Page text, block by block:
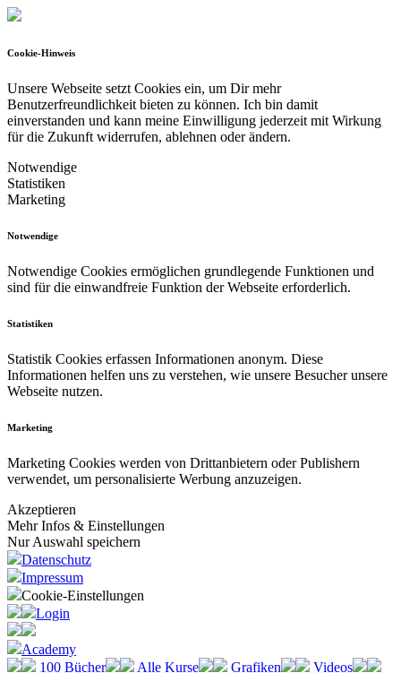
Cookie-Hinweis
Unsere Webseite setzt Cookies ein, um Dir mehr
Benutzerfreundlichkeit bieten zu können. Ich bin damit
einverstanden und kann meine Einwilligung jederzeit mit Wirkung
für die Zukunft widerrufen, ablehnen oder ändern.
Notwendige
Statistiken
Marketing
Notwendige
Notwendige Cookies ermöglichen grundlegende Funktionen und
sind für die einwandfreie Funktion der Webseite erforderlich.
Statistiken
Statistik Cookies erfassen Informationen anonym. Diese
Informationen helfen uns zu verstehen, wie unsere Besucher unsere
Webseite nutzen.
Marketing
Marketing Cookies werden von Drittanbietern oder Publishern
verwendet, um personalisierte Werbung anzuzeigen.
Akzeptieren
Mehr Infos & Einstellungen
Nur Auswahl speichern
Datenschutz
Impressum
Cookie-Einstellungen
Login
Academy
100 Bücher
Alle Kurse Grafiken
Videos